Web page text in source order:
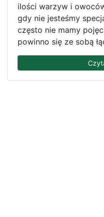
ilości warzyw i
gdy nie jesteśmy
często nie mamy
powinno się ze sobą